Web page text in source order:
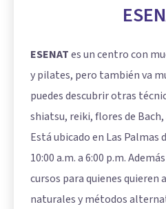
ESENATes un centro con
y pilates, pero también va
puedes descubrir otras
shiatsu, reiki, flores de Bach,
Está ubicado en Las Palmas
10:00 a.m. a 6:00 p.m.
cursos para quienes quieren
naturales y métodos